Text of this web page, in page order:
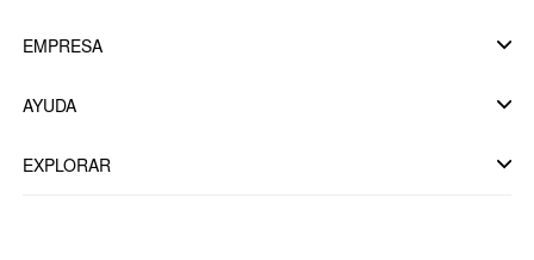
EMPRESA
AYUDA
EXPLORAR